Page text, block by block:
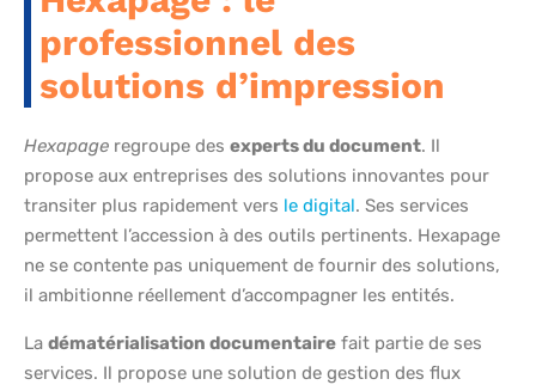
professionnel des
solutions d’impression
Hexapage regroupe des experts du document. Il
propose aux entreprises des solutions innovantes pour
transiter plus rapidement vers le digital. Ses services
permettent l’accession à des outils pertinents. Hexapage
ne se contente pas uniquement de fournir des solutions,
il ambitionne réellement d’accompagner les entités.
La dématérialisation documentaire fait partie de ses
services. Il propose une solution de gestion des flux